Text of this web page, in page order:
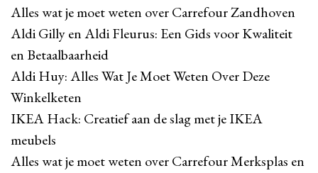
Alles wat je moet weten over Carrefour Zandhoven
Aldi Gilly en Aldi Fleurus: Een Gids voor Kwaliteit
en Betaalbaarheid
Aldi Huy: Alles Wat Je Moet Weten Over Deze
Winkelketen
IKEA Hack: Creatief aan de slag met je IKEA
meubels
Alles wat je moet weten over Carrefour Merksplas en